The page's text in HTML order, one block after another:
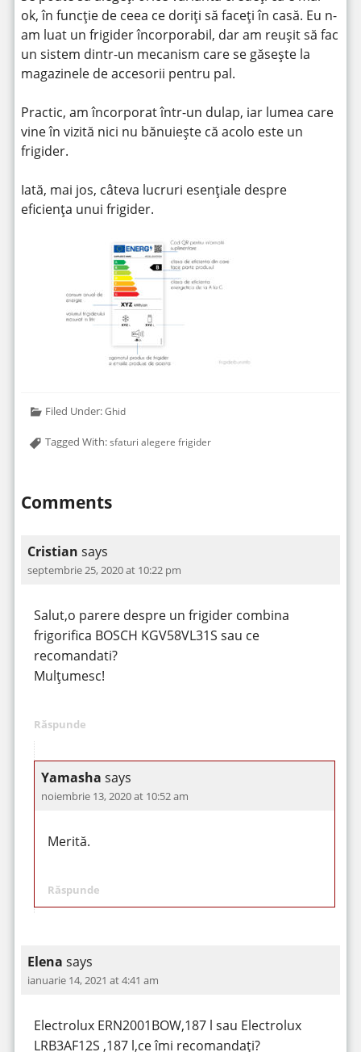
ok, în funcție de ceea ce doriți să faceți în casă. Eu n-
am luat un frigider încorporabil, dar am reușit să fac
un sistem dintr-un mecanism care se găsește la
magazinele de accesorii pentru pal.
Practic, am încorporat într-un dulap, iar lumea care
vine în vizită nici nu bănuiește că acolo este un
frigider.
Iată, mai jos, câteva lucruri esențiale despre
eficiența unui frigider.
Filed Under:Ghid
Tagged With:sfaturi alegere frigider
Comments
Cristian says
septembrie 25, 2020 at 10:22 pm
Salut,o parere despre un frigider combina
frigorifica BOSCH KGV58VL31S sau ce
recomandati?
Mulțumesc!
Răspunde
Yamasha says
noiembrie 13, 2020 at 10:52 am
Merită.
Răspunde
Elena says
ianuarie 14, 2021 at 4:41 am
Electrolux ERN2001BOW,187 l sau Electrolux
LRB3AF12S ,187 l,ce îmi recomandați?